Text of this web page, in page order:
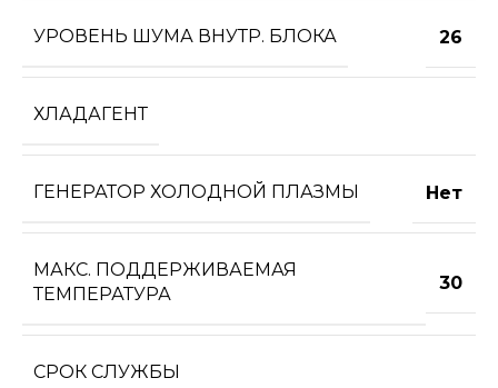
УРОВЕНЬ ШУМА ВНУТР. БЛОКА 26
ХЛАДАГЕНТ
ГЕНЕРАТОР ХОЛОДНОЙ ПЛАЗМЫ Нет
МАКС. ПОДДЕРЖИВАЕМАЯ
ТЕМПЕРАТУРА
30
СРОК СЛУЖБЫ